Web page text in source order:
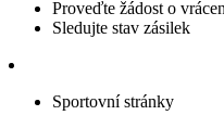
Proveďte žádost o
Sledujte stav zásilek
Sportovní stránky